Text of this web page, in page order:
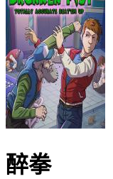
醉拳